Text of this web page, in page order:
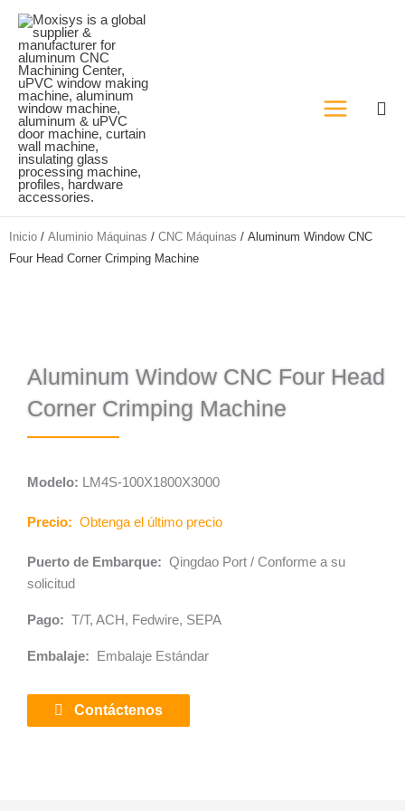
contenido
Inicio / Aluminio Máquinas / CNC Máquinas / Aluminum Window CNC
Four Head Corner Crimping Machine
Aluminum Window CNC Four Head
Corner Crimping Machine
Modelo: LM4S-100X1800X3000
Precio: Obtenga el último precio
Puerto de Embarque: Qingdao Port / Conforme a su
solicitud
Pago: T/T, ACH, Fedwire, SEPA
Embalaje: Embalaje Estándar
Contáctenos